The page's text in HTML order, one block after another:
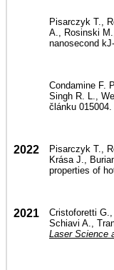
Pisarczyk T.,
A., Rosinski
nanosecond
Condamine F.
Singh R. L.,
článku 015004.
2022
Pisarczyk T.,
Krása J.,
properties of
2021
Cristoforetti
Schiavi A.,
Laser Science